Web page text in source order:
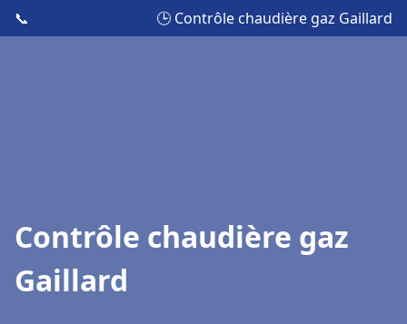
📞 🕒 Contrôle chaudière gaz Gaillard
Contrôle chaudière gaz
Gaillard